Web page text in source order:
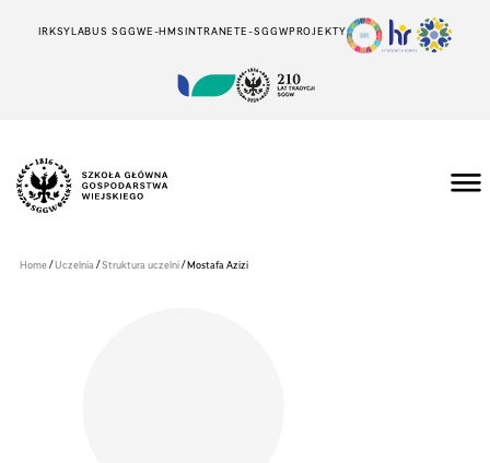
IRKSYLABUS SGGWE-HMSINTRANETE-SGGWPROJEKTY
Wiejskiego
Home/Uczelnia/Struktura uczelni/Mostafa Azizi